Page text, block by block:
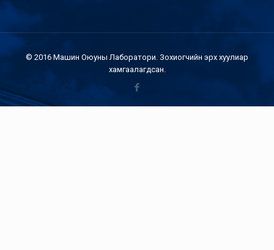
© 2016 Машин Оюуны Лаборатори. Зохиогчийн эрх хуулиар
хамгаалагдсан.